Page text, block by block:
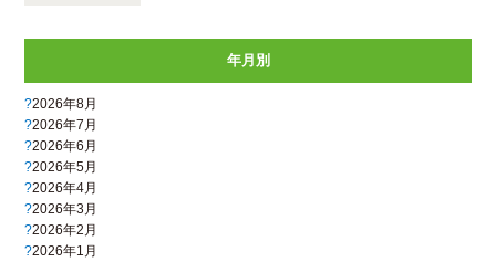
年月別
2026年8月
2026年7月
2026年6月
2026年5月
2026年4月
2026年3月
2026年2月
2026年1月